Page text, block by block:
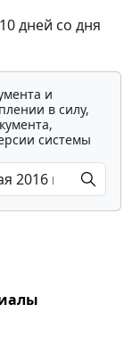
дней со дня
и
в силу,
системы